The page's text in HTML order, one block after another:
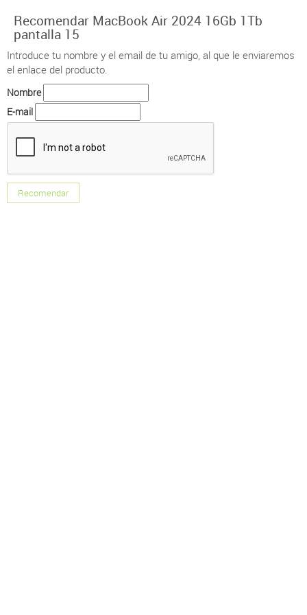
Recomendar MacBook Air 2024 16Gb 1Tb
pantalla 15
Introduce tu nombre y el email de tu amigo, al que le enviaremos
el enlace del producto.
Nombre
E-mail